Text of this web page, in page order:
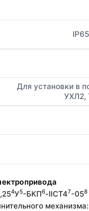
IP65
Для установки в
УХЛ2,
4У5-БКП6-IIСT47-058